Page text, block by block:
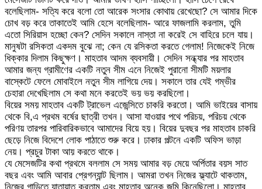
বলেছিলাম- সত্যি করে বলো তো আরেক সংসার কোথায় রেখেছো? সে আমার দিকে
চোখ বড় করে তাকাতেই আমি হেসে বলেছিলাম- আরে ফাজলামি করলাম, তুমি
এতো সিরিয়াস হচ্ছো কেন? সেদিন সকালে নাস্তা না করেই সে বাহিরে চলে যায়।
মানুষটা রসিকতা একদম বুঝে না; কেন যে রসিকতা করতে গেলাম! নিজেকেই নিজে
ধিক্কার দিলাম কিছুক্ষণ। মাহতাব আদম ব্যবসায়ী। সেদিন সন্ধ্যার পর মাহতাব
আমার জন্য গ্রামীণের একটি নতুন সীম এনে নিজেই পুরানো সীমটি ময়লার
বাস্কেটে ফেলে মোবাইলে নতুন সীম লাগিয়ে দেয়। সকালে তার যেই গম্ভীর
চেহারা দেখেছিলাম সে কথা মনে করতেই ভয় ভয় করছিলো।
বিয়ের সময় মাহতাব একটি ট্রাভেল এজেন্সিতে চাকরি করতো। আমি ভাইয়ের বাসায়
থেকে বি,এ প্রথম বর্ষের ছাত্রী তখন। আসা যাওয়ার পথে পরিচয়, পরিচয় থেকে
পরিণয় তারপর পারিবারিকভাবে আমাদের বিয়ে হয়। বিয়ের দুবছর পর মাহতাব চাকরি
ছেড়ে নিজে বিদেশে লোক পাঠাতে শুরু করে। ঢাকার পল্টনে একটি অফিস ভাড়া
নেয়। প্রচুর টাকা আয় করতে থাকে।
যে মেসেজটির কথা প্রথমে বললাম সে সময় আমার বড় মেয়ে অর্পিতার বয়স সাত
বছর এবং আমি আবার প্রেগন্যান্ট ছিলাম। আমরা তখন নিজের ফ্ল্যাটে থাকতাম,